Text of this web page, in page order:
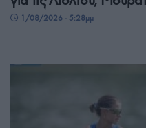
1/08/2026 - 5:28μμ